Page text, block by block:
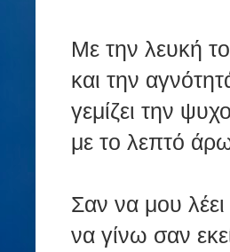
Με την λευκή
και την
γεμίζει την
με το λεπτό
Σαν να μου
να γίνω σαν